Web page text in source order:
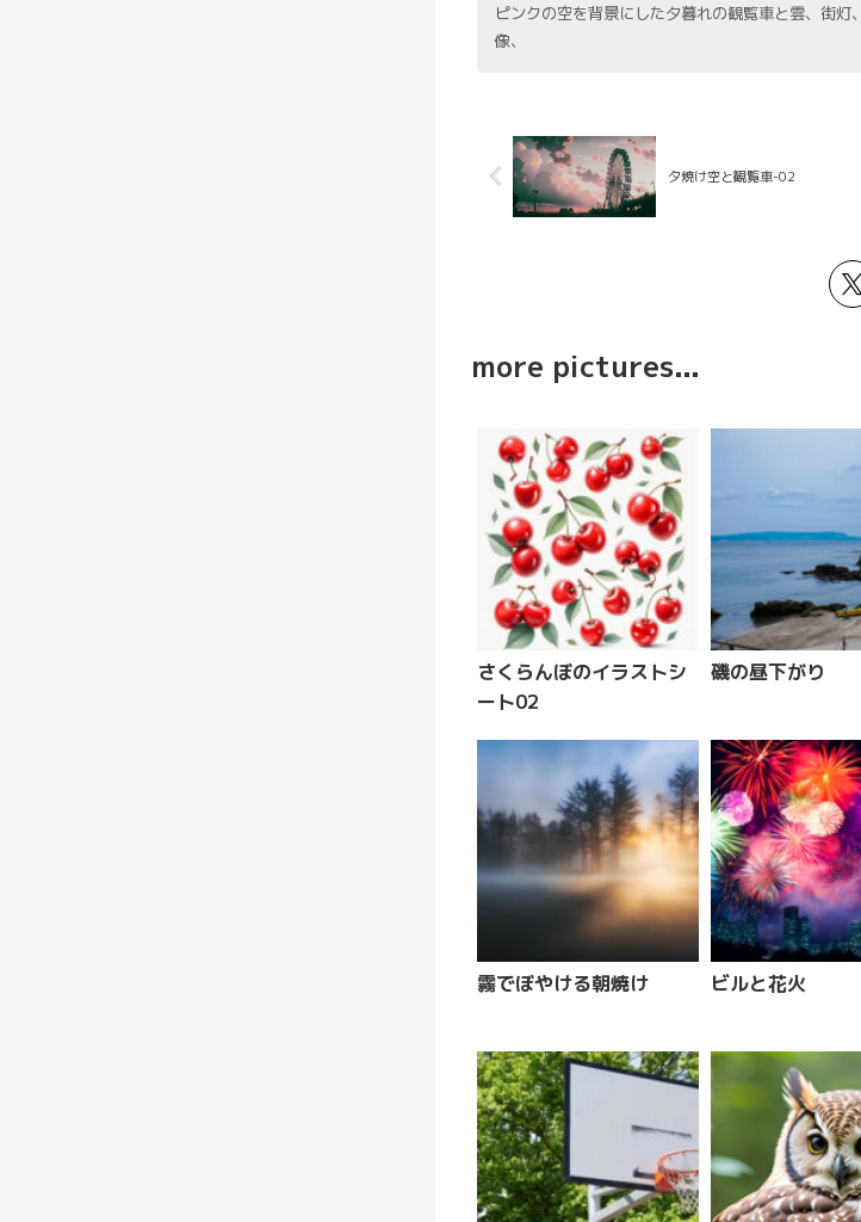
ピンクの空を背景にした夕暮れの観覧車と雲、街
像、
夕焼け空と観覧車-02
more pictures...
さくらんぼのイラストシ
ート02
磯の昼下がり
霧でぼやける朝焼け ビルと花火